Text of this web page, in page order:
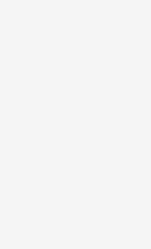
l’app di posta
l’app di posta